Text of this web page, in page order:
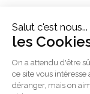
75008, Paris
Du lundi au
Les samedi et
Salut c'est nous...
les
On a attendu d'être
ce site vous intéresse
déranger, mais on